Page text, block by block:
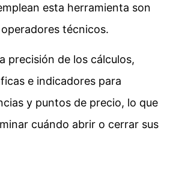
esta herramienta son
técnicos.
precisión de los cálculos,
e indicadores para
y puntos de precio, lo que
cuándo abrir o cerrar sus